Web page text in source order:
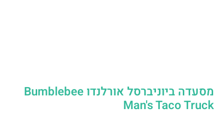
מסעדה ביוניברסל אורלנדו Bumblebee
Man's Taco Truck